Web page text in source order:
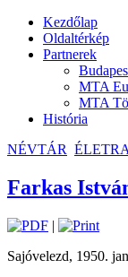
Kezdőlap
Oldaltérkép
Partnerek
MTA
MTA
História
NÉVTÁR
Farkas
|
Sajóvelezd, 1950.